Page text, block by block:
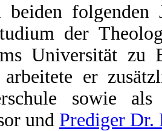
beiden folgenden
der
Universität zu
er
sowie
und Prediger Dr.